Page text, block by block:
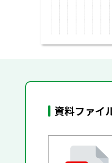
資料ファイ